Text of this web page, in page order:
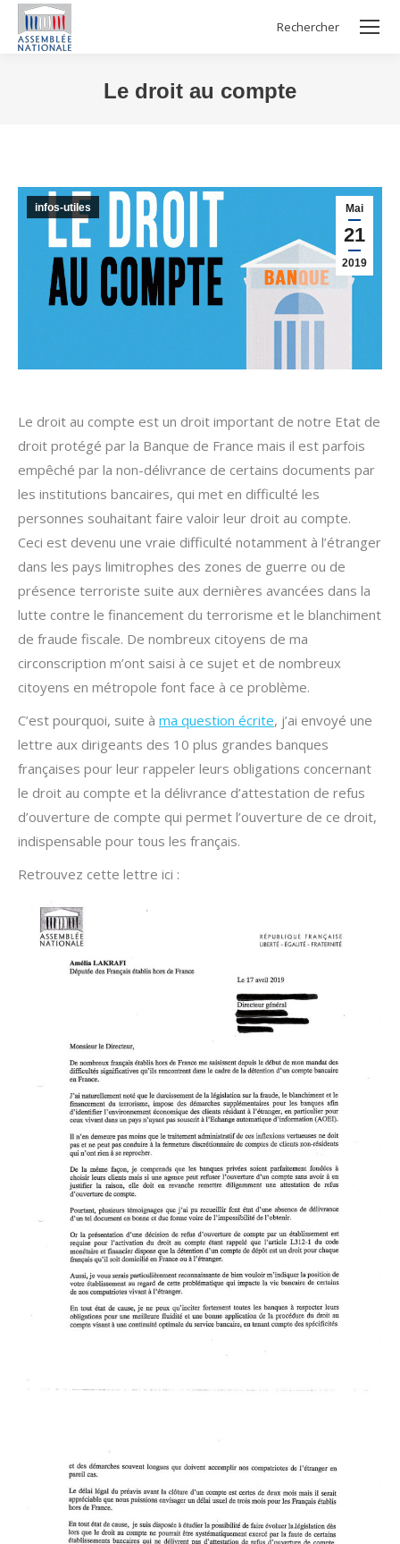
Search:
Rechercher
Le droit au compte
Mai
21
2019
infos-utiles
Le droit au compte est un droit important de notre Etat de
droit protégé par la Banque de France mais il est parfois
empêché par la non-délivrance de certains documents par
les institutions bancaires, qui met en difficulté les
personnes souhaitant faire valoir leur droit au compte.
Ceci est devenu une vraie difficulté notamment à l’étranger
dans les pays limitrophes des zones de guerre ou de
présence terroriste suite aux dernières avancées dans la
lutte contre le financement du terrorisme et le blanchiment
de fraude fiscale. De nombreux citoyens de ma
circonscription m’ont saisi à ce sujet et de nombreux
citoyens en métropole font face à ce problème.
C’est pourquoi, suite à ma question écrite, j’ai envoyé une
lettre aux dirigeants des 10 plus grandes banques
françaises pour leur rappeler leurs obligations concernant
le droit au compte et la délivrance d’attestation de refus
d’ouverture de compte qui permet l’ouverture de ce droit,
indispensable pour tous les français.
Retrouvez cette lettre ici :